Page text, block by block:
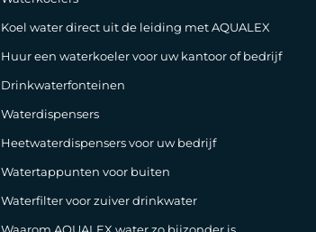
Koel water direct uit de leiding met AQUALEX
Huur een waterkoeler voor uw kantoor of bedrijf
Drinkwaterfonteinen
Waterdispensers
Heetwaterdispensers voor uw bedrijf
Watertappunten voor buiten
Waterfilter voor zuiver drinkwater